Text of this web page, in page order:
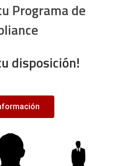
Programa de
disposición!